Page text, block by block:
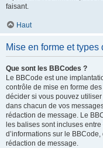
faisant.
Haut
Mise en forme et types
Que sont les BBCodes ?
Le BBCode est une
contrôle de mise en forme
décider si vous pouvez
dans chacun de vos
rédaction de message. Le
les balises sont incluses
d’informations sur le
rédaction de message.